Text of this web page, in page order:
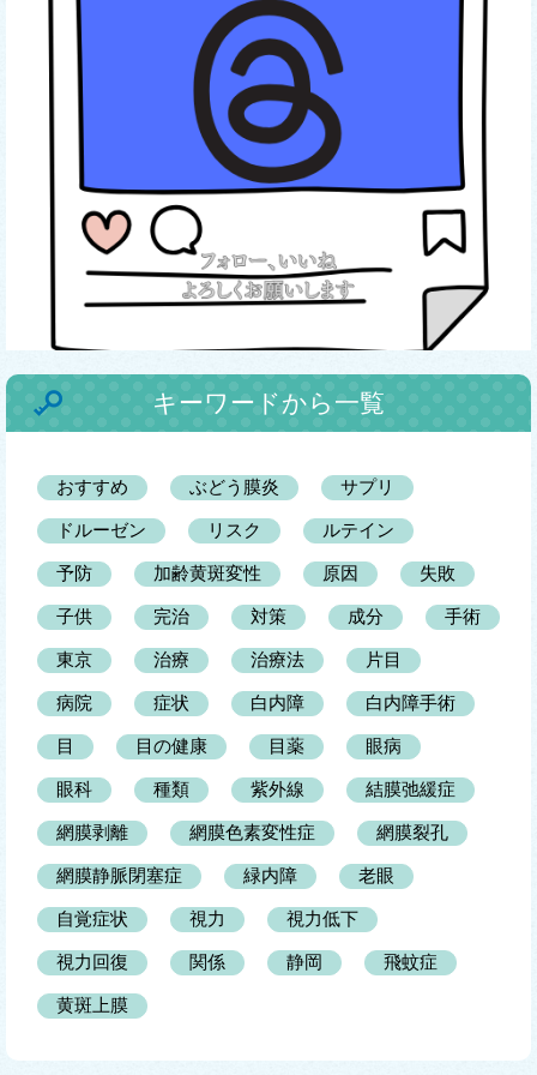
キーワードから一覧
おすすめ ぶどう膜炎 サプリ
ドルーゼン リスク ルテイン
予防 加齢黄斑変性 原因 失敗
子供 完治 対策 成分 手術
東京 治療 治療法 片目
病院 症状 白内障 白内障手術
目 目の健康 目薬 眼病
眼科 種類 紫外線 結膜弛緩症
網膜剥離 網膜色素変性症 網膜裂孔
網膜静脈閉塞症 緑内障 老眼
自覚症状 視力 視力低下
視力回復 関係 静岡 飛蚊症
黄斑上膜